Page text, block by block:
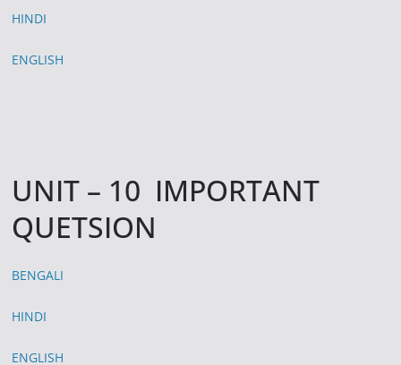
HINDI
ENGLISH
UNIT – 10 IMPORTANT
QUETSION
BENGALI
HINDI
ENGLISH